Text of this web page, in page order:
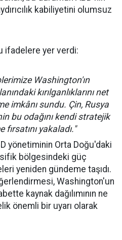
kabiliyetini olumsuz
ifadelere yer verdi:
Washington'ın
kırılganlıklarını net
imkânı sundu. Çin, Rusya
bu odağını kendi stratejik
yakaladı."
yönetiminin Orta Doğu'daki
bölgesindeki güç
yeniden gündeme taşıdı.
Washington'un
kaynak dağılımının ne
önemli bir uyarı olarak